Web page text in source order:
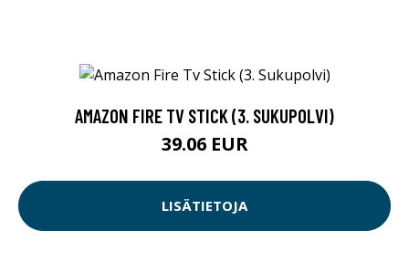
AMAZON FIRE TV STICK (3. SUKUPOLVI)
39.06 EUR
LISÄTIETOJA